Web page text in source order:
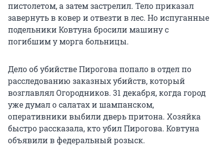
пистолетом, а затем застрелил. Тело приказал
завернуть в ковер и отвезти в лес. Но испуганные
подельники Ковтуна бросили машину с
погибшим у морга больницы.
Дело об убийстве Пирогова попало в отдел по
расследованию заказных убийств, который
возглавлял Огородников. 31 декабря, когда город
уже думал о салатах и шампанском,
оперативники выбили дверь притона. Хозяйка
быстро рассказала, кто убил Пирогова. Ковтуна
объявили в федеральный розыск.